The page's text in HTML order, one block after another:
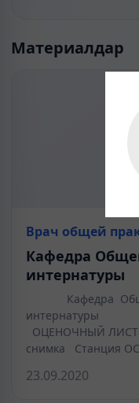
Материалдар
Врач общей
Кафедра
интернатуры
Кафедра Общей
ОЦЕНОЧНЫЙ ЛИСТ
снимка Станция
23.09.2020